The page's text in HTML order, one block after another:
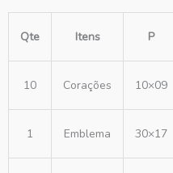
Qte Itens P
10 Corações 10×09
1 Emblema 30×17